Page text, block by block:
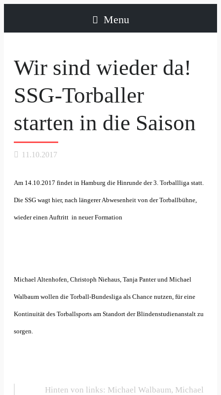
Menu
Wir sind wieder da!
SSG-Torballer
starten in die Saison
11.10.2017
Am 14.10.2017 findet in Hamburg die Hinrunde der 3. Torballliga statt.
Die SSG wagt hier, nach längerer Abwesenheit von der Torballbühne,
wieder einen Auftritt in neuer Formation
Michael Altenhofen, Christoph Niehaus, Tanja Panter und Michael
Walbaum wollen die Torball-Bundesliga als Chance nutzen, für eine
Kontinuität des Torballsports am Standort der Blindenstudienanstalt zu
sorgen.
Hinten von links: Michael Walbaum, Michael